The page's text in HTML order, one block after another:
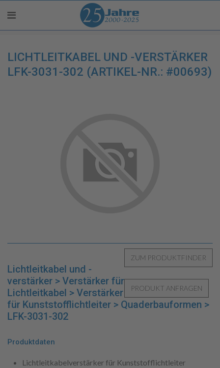
LICHTLEITKABEL UND -VERSTÄRKER
LFK-3031-302 (ARTIKEL-NR.: #00693)
Lichtleitkabel und -
verstärker > Verstärker für
Lichtleitkabel > Verstärker
für Kunststofflichtleiter > Quaderbauformen >
LFK-3031-302
Produktdaten
Lichtleitkabelverstärker für Kunststofflichtleiter